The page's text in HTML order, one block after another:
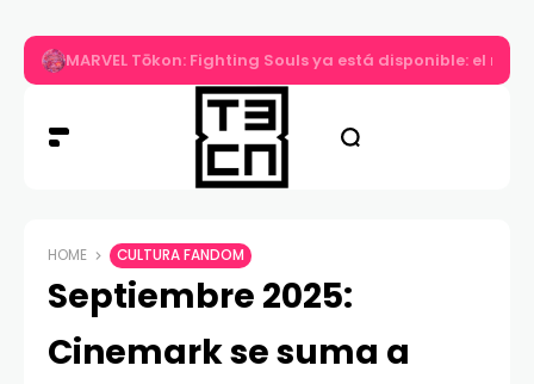
MARVEL Tōkon: Fighting Souls ya está disponible: el
HOME CULTURA FANDOM
Septiembre 2025:
Cinemark se suma a